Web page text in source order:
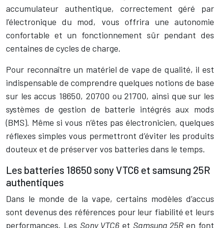
accumulateur authentique, correctement géré par
l’électronique du mod, vous offrira une autonomie
confortable et un fonctionnement sûr pendant des
centaines de cycles de charge.
Pour reconnaître un matériel de vape de qualité, il est
indispensable de comprendre quelques notions de base
sur les accus 18650, 20700 ou 21700, ainsi que sur les
systèmes de gestion de batterie intégrés aux mods
(BMS). Même si vous n’êtes pas électronicien, quelques
réflexes simples vous permettront d’éviter les produits
douteux et de préserver vos batteries dans le temps.
Les batteries 18650 sony VTC6 et samsung 25R
authentiques
Dans le monde de la vape, certains modèles d’accus
sont devenus des références pour leur fiabilité et leurs
performances. Les Sony VTC6 et Samsung 25Ren font